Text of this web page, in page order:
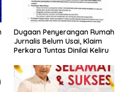
Dugaan Penyerangan Rumah
Jurnalis Belum Usai, Klaim
Perkara Tuntas Dinilai Keliru